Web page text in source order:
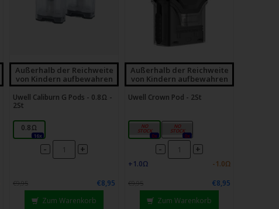
Außerhalb der Reichweite
von Kindern aufbewahren
Uwell Caliburn G Pods - 0.8Ω -
2St
0.8Ω
16x
- +
€9,95
€8,95
Zum Warenkorb
Außerhalb der Reichweite
von Kindern aufbewahren
Uwell Crown Pod - 2St
0,6 Ω
0x
1,0 Ω
0x
- +
€9,95
€8,95
Zum Warenkorb